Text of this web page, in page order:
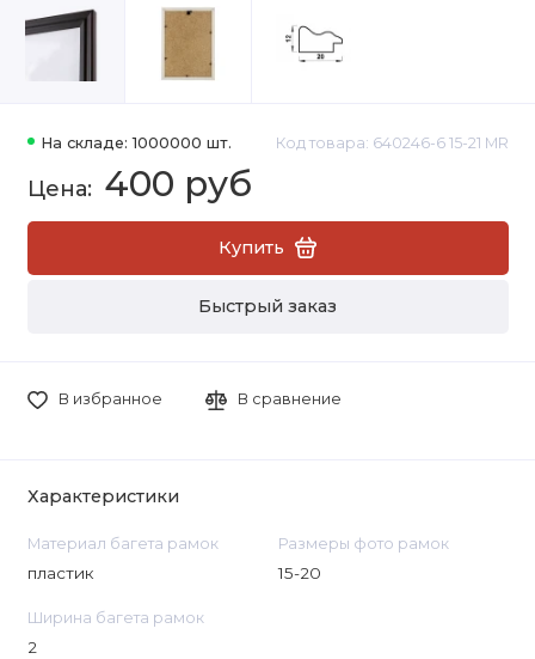
На складе: 1000000 шт. Код товара: 640246-6 15-21 MR
400 руб
Купить
Быстрый заказ
В избранное В сравнение
Характеристики
Материал багета рамок
пластик
Размеры фото рамок
15-20
Ширина багета рамок
2